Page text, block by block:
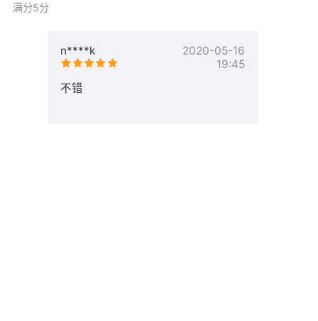
镜像故障或异常请及时联系我们以获取免费支持，更多请
阅读我们的售后支持须
满分5分
n****k
2020-05-16
19:45
不错